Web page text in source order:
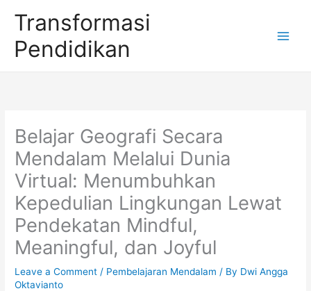
content
Transformasi
Pendidikan
Belajar Geografi Secara
Mendalam Melalui Dunia
Virtual: Menumbuhkan
Kepedulian Lingkungan Lewat
Pendekatan Mindful,
Meaningful, dan Joyful
Leave a Comment / Pembelajaran Mendalam / By Dwi Angga
Oktavianto